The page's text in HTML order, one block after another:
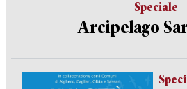
Speciale
Arcipelago